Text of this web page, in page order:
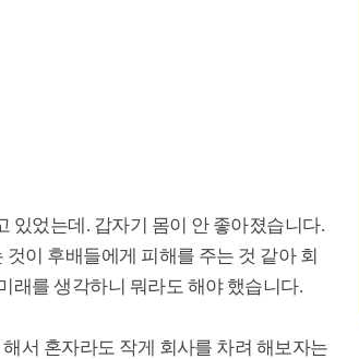
있었는데. 갑자기 몸이 안 좋아졌습니다.
이 후배들에게 피해를 주는 것 같아 회
래를 생각하니 뭐라도 해야 했습니다.
서 혼자라도 작게 회사를 차려 해보자는